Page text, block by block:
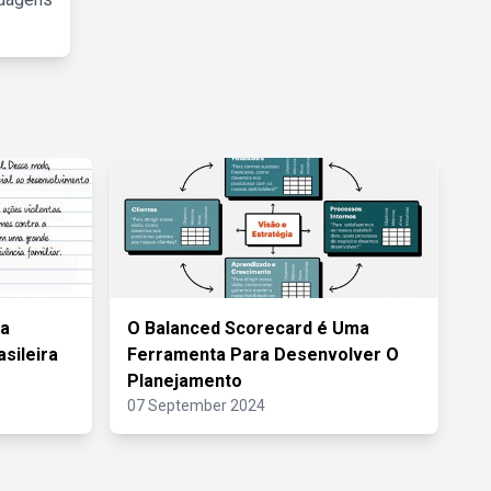
O Balanced Scorecard é Uma
Ferramenta Para Desenvolver O
Planejamento
07 September 2024